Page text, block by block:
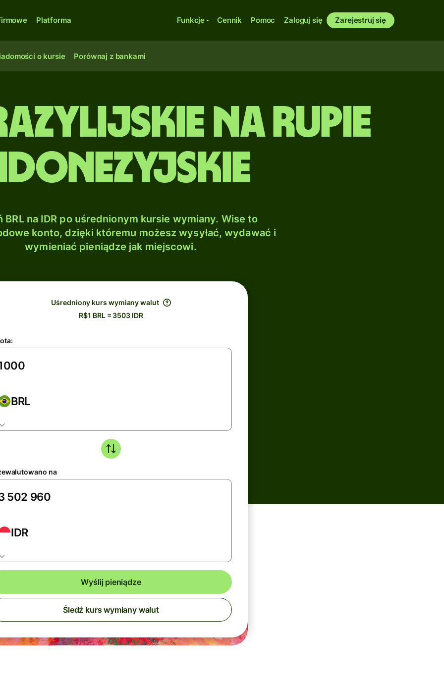
Platforma Funkcje Cennik Pomoc Zaloguj się Zarejestruj się
o kursie Porównaj z bankami
na Rupie
BRL na IDR po uśrednionym kursie wymiany. Wise to
konto, dzięki któremu możesz wysyłać, wydawać i
wymieniać pieniądze jak miejscowi.
Uśredniony kurs wymiany walut
R$1 BRL = 3503 IDR
BRL
na
IDR
Wyślij pieniądze
Śledź kurs wymiany walut